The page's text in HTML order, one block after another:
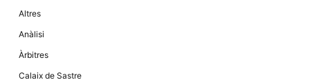
Altres
Anàlisi
Àrbitres
Calaix de Sastre